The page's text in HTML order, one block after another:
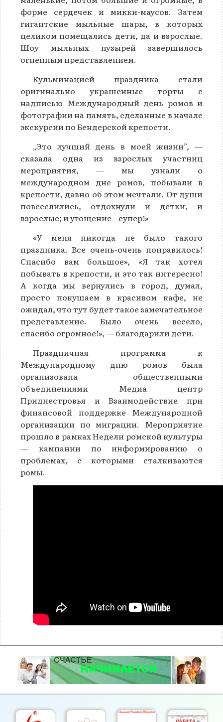
форме сердечек и микки-маусов. Затем
гигантские мыльные шары, в которых
целиком помещались дети, да и взрослые.
Шоу мыльных пузырей завершилось
огненным представлением.
Кульминацией праздника стали
оригинально украшенные торты с
надписью Международный день ромов и
фотографии на память, сделанные в начале
экскурсии по Бендерской крепости.
„Это лучший день в моей жизни”, —
сказала одна из взрослых участниц
мероприятия, — мы узнали о
международном дне ромов, побывали в
крепости, давно об этом мечтали. От души
повеселились, отдохнули и детки, и
взрослые; и угощение – супер!»
«У меня никогда не было такого
праздника. Все очень-очень понравилось!
Спасибо вам большое», «Я так хотел
побывать в крепости, и это так интересно!
А когда мы вернулись в город, думал,
просто покушаем в красивом кафе, не
ожидал, что тут будет такое замечательное
представление. Было очень весело,
спасибо огромное!», — благодарили дети.
Праздничная программа к
Международному дню ромов была
организована общественными
объединениями Медиа центр
Приднестровья и Взаимодействие при
финансовой поддержке Международной
организации по миграции. Мероприятие
прошло в рамках Недели ромской культуры
— кампании по информированию о
проблемах, с которыми сталкиваются
ромы.